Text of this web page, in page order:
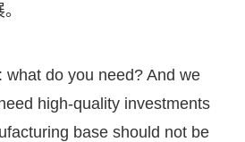
what do you need? And we
high-quality investments
base should not be